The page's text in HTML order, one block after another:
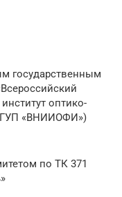
государственным
оптико-
«ВНИИОФИ»)
по ТК 371